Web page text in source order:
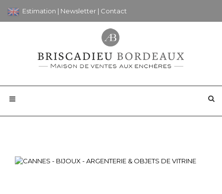
Estimation | Newsletter | Contact